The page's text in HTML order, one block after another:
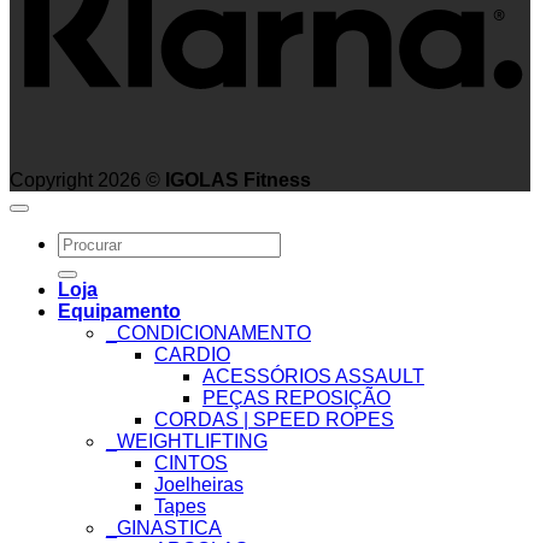
Copyright 2026 © IGOLAS Fitness
Search
for:
Loja
Equipamento
_CONDICIONAMENTO
CARDIO
ACESSÓRIOS ASSAULT
PEÇAS REPOSIÇÃO
CORDAS | SPEED ROPES
_WEIGHTLIFTING
CINTOS
Joelheiras
Tapes
_GINASTICA